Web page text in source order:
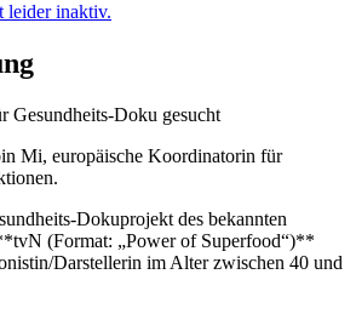
leider inaktiv.
Gesundheits-Doku gesucht
Mi, europäische Koordinatorin für
Dokuprojekt des bekannten
(Format: „Power of Superfood“)**
Darstellerin im Alter zwischen 40 und